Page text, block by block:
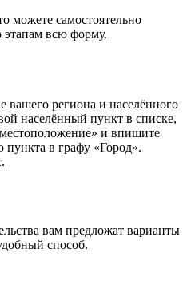
можете самостоятельно
этапам всю форму.
вашего региона и населённого
населённый пункт в списке,
и впишите
пункта в графу «Город».
вам предложат варианты
способ.